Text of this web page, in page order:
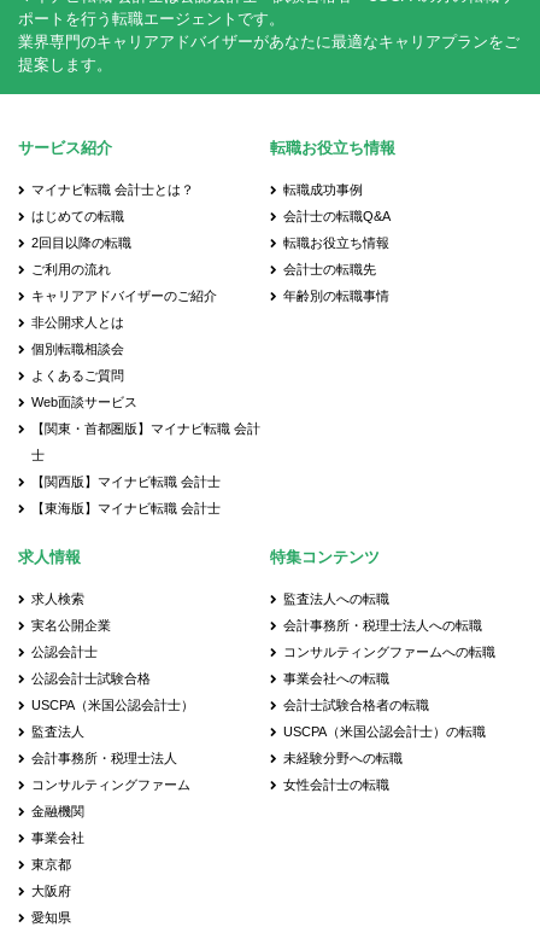
ポートを行う転職エージェントです。
業界専門のキャリアアドバイザーがあなたに最適なキャリアプランをご
提案します。
サービス紹介
マイナビ転職 会計士とは？
はじめての転職
2回目以降の転職
ご利用の流れ
キャリアアドバイザーのご紹介
非公開求人とは
個別転職相談会
よくあるご質問
Web面談サービス
【関東・首都圏版】マイナビ転職 会計
士
【関西版】マイナビ転職 会計士
【東海版】マイナビ転職 会計士
転職お役立ち情報
転職成功事例
会計士の転職Q&A
転職お役立ち情報
会計士の転職先
年齢別の転職事情
求人情報
求人検索
実名公開企業
公認会計士
公認会計士試験合格
USCPA（米国公認会計士）
監査法人
会計事務所・税理士法人
コンサルティングファーム
金融機関
事業会社
東京都
大阪府
愛知県
特集コンテンツ
監査法人への転職
会計事務所・税理士法人への転職
コンサルティングファームへの転職
事業会社への転職
会計士試験合格者の転職
USCPA（米国公認会計士）の転職
未経験分野への転職
女性会計士の転職